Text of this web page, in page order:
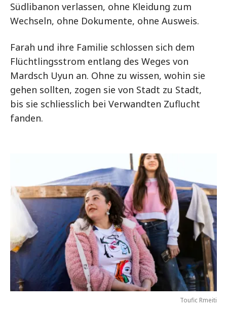
Südlibanon verlassen, ohne Kleidung zum
Wechseln, ohne Dokumente, ohne Ausweis.
Farah und ihre Familie schlossen sich dem
Flüchtlingsstrom entlang des Weges von
Mardsch Uyun an. Ohne zu wissen, wohin sie
gehen sollten, zogen sie von Stadt zu Stadt,
bis sie schliesslich bei Verwandten Zuflucht
fanden.
Toufic Rmeiti